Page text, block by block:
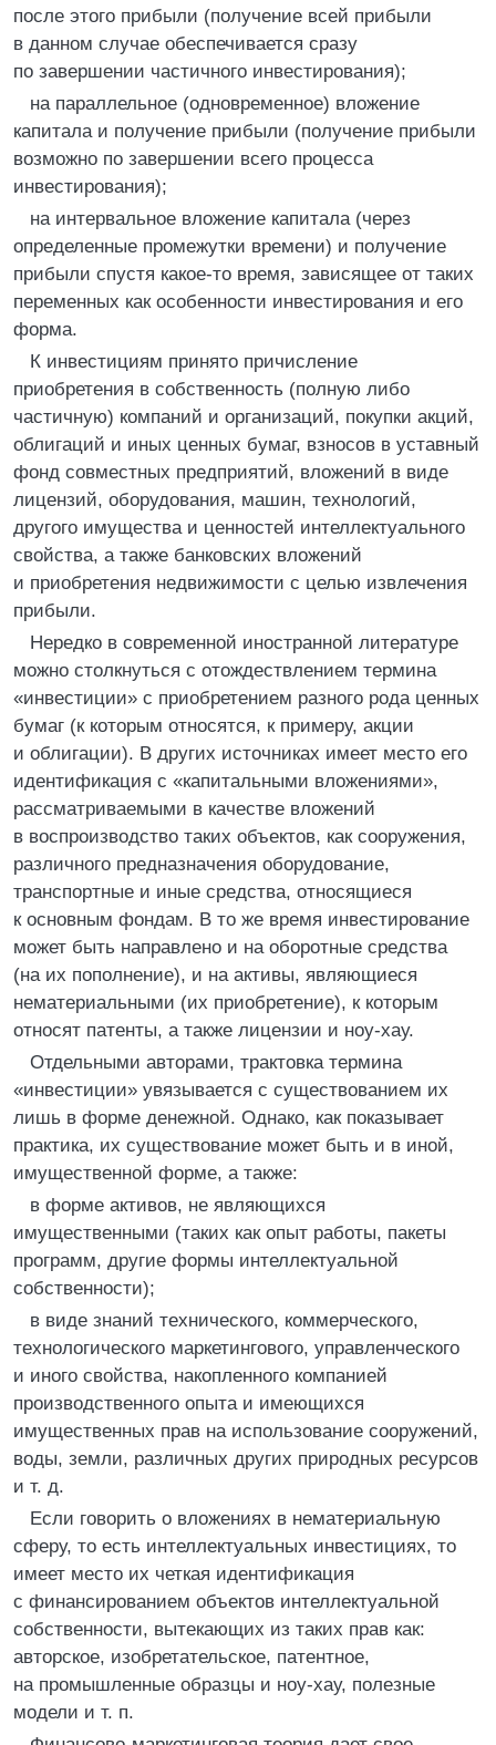
после этого прибыли (получение всей прибыли
в данном случае обеспечивается сразу
по завершении частичного инвестирования);
на параллельное (одновременное) вложение
капитала и получение прибыли (получение прибыли
возможно по завершении всего процесса
инвестирования);
на интервальное вложение капитала (через
определенные промежутки времени) и получение
прибыли спустя какое-то время, зависящее от таких
переменных как особенности инвестирования и его
форма.
К инвестициям принято причисление
приобретения в собственность (полную либо
частичную) компаний и организаций, покупки акций,
облигаций и иных ценных бумаг, взносов в уставный
фонд совместных предприятий, вложений в виде
лицензий, оборудования, машин, технологий,
другого имущества и ценностей интеллектуального
свойства, а также банковских вложений
и приобретения недвижимости с целью извлечения
прибыли.
Нередко в современной иностранной литературе
можно столкнуться с отождествлением термина
«инвестиции» с приобретением разного рода ценных
бумаг (к которым относятся, к примеру, акции
и облигации). В других источниках имеет место его
идентификация с «капитальными вложениями»,
рассматриваемыми в качестве вложений
в воспроизводство таких объектов, как сооружения,
различного предназначения оборудование,
транспортные и иные средства, относящиеся
к основным фондам. В то же время инвестирование
может быть направлено и на оборотные средства
(на их пополнение), и на активы, являющиеся
нематериальными (их приобретение), к которым
относят патенты, а также лицензии и ноу-хау.
Отдельными авторами, трактовка термина
«инвестиции» увязывается с существованием их
лишь в форме денежной. Однако, как показывает
практика, их существование может быть и в иной,
имущественной форме, а также:
в форме активов, не являющихся
имущественными (таких как опыт работы, пакеты
программ, другие формы интеллектуальной
собственности);
в виде знаний технического, коммерческого,
технологического маркетингового, управленческого
и иного свойства, накопленного компанией
производственного опыта и имеющихся
имущественных прав на использование сооружений,
воды, земли, различных других природных ресурсов
и т. д.
Если говорить о вложениях в нематериальную
сферу, то есть интеллектуальных инвестициях, то
имеет место их четкая идентификация
с финансированием объектов интеллектуальной
собственности, вытекающих из таких прав как:
авторское, изобретательское, патентное,
на промышленные образцы и ноу-хау, полезные
модели и т. п.